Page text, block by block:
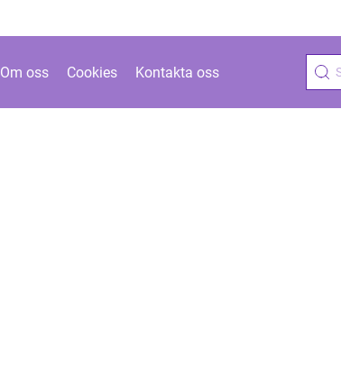
Om oss Cookies Kontakta oss